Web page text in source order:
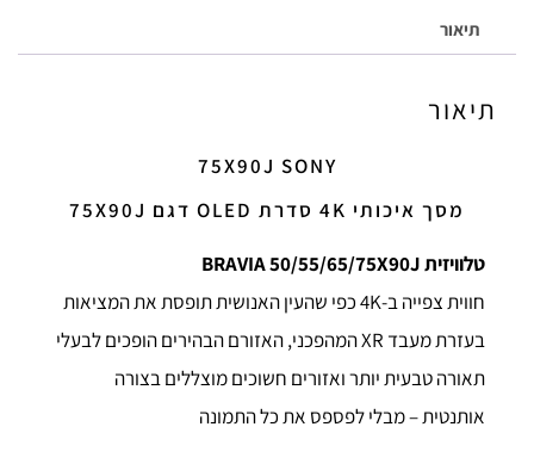
תיאור
תיאור
75X90J SONY
מסך איכותי 4K סדרת OLED דגם 75X90J
טלוויזית BRAVIA 50/55/65/75X90J
חווית צפייה ב-4K כפי שהעין האנושית תופסת את המציאות
בעזרת מעבד XR המהפכני, האזורם הבהירים הופכים לבעלי
תאורה טבעית יותר ואזורים חשוכים מוצללים בצורה
אותנטית – מבלי לפספס את כל התמונה